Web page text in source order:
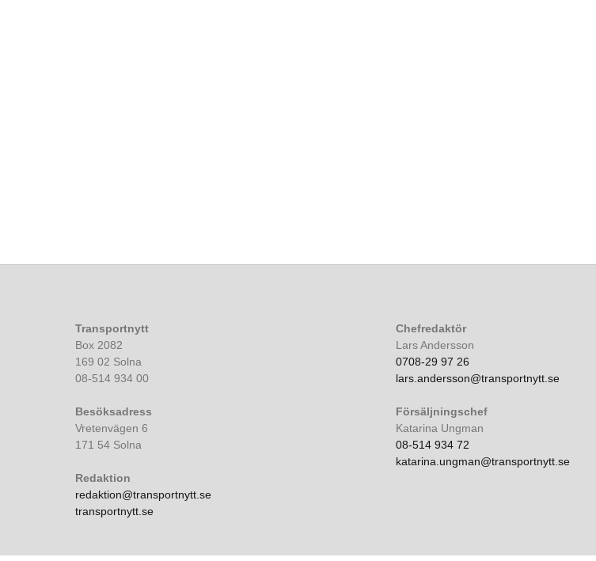
Transportnytt
Box 2082
169 02 Solna
08-514 934 00
Besöksadress
Vretenvägen 6
171 54 Solna
Redaktion
redaktion@transportnytt.se
transportnytt.se
Chefredaktör
Lars Andersson
0708-29 97 26
lars.andersson@transportnytt.se
Försäljningschef
Katarina Ungman
08-514 934 72
katarina.ungman@transportnytt.se